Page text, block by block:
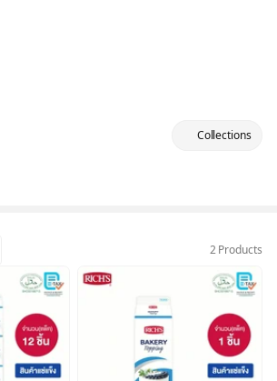
Collections
2 Products